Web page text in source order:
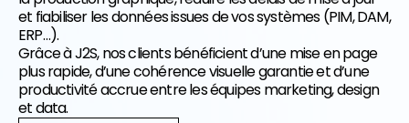
et fiabiliser les données issues de vos systèmes (PIM, DAM,
ERP…).
Grâce à J2S, nos clients bénéficient d’une mise en page
plus rapide, d’une cohérence visuelle garantie et d’une
productivité accrue entre les équipes marketing, design
et data.